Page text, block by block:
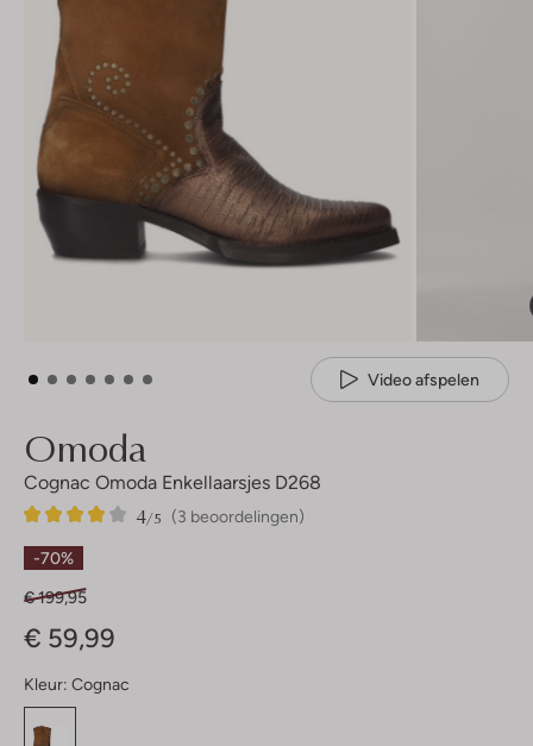
Video afspelen
Omoda
Cognac Omoda Enkellaarsjes D268
(3 beoordelingen)
4/5
3
4
Sterren
-70%
€ 199,95
€ 59,99
Kleur: Cognac